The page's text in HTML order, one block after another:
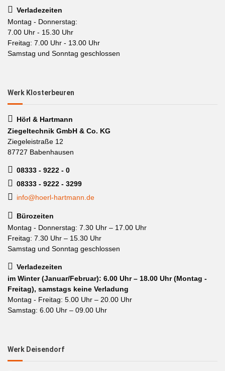
Verladezeiten
Montag - Donnerstag:
7.00 Uhr - 15.30 Uhr
Freitag: 7.00 Uhr - 13.00 Uhr
Samstag und Sonntag geschlossen
Werk Klosterbeuren
Hörl & Hartmann
Ziegeltechnik GmbH & Co. KG
Ziegeleistraße 12
87727 Babenhausen
08333 - 9222 - 0
08333 - 9222 - 3299
info@hoerl-hartmann.de
Bürozeiten
Montag - Donnerstag: 7.30 Uhr – 17.00 Uhr
Freitag: 7.30 Uhr – 15.30 Uhr
Samstag und Sonntag geschlossen
Verladezeiten
im Winter (Januar/Februar): 6.00 Uhr – 18.00 Uhr (Montag -
Freitag), samstags keine Verladung
Montag - Freitag: 5.00 Uhr – 20.00 Uhr
Samstag: 6.00 Uhr – 09.00 Uhr
Werk Deisendorf